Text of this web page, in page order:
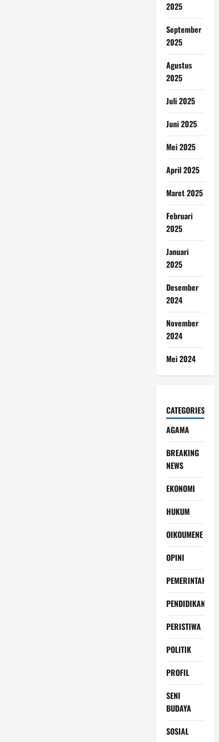
2025
September
2025
Agustus
2025
Juli 2025
Juni 2025
Mei 2025
April 2025
Maret 2025
Februari
2025
Januari
2025
Desember
2024
November
2024
Mei 2024
CATEGORIES
AGAMA
BREAKING
NEWS
EKONOMI
HUKUM
OIKOUMENE
OPINI
PEMERINTAH
PENDIDIKAN
PERISTIWA
POLITIK
PROFIL
SENI
BUDAYA
SOSIAL